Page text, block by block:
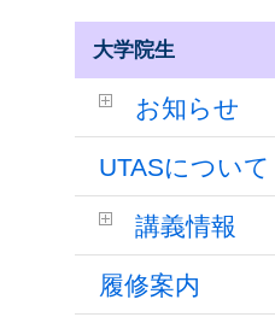
大学院生
お知らせ
UTASについて
講義情報
履修案内